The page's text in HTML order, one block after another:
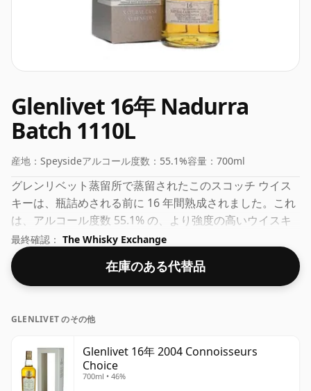
Glenlivet 16年 Nadurra
Batch 1110L
産地： Speysideアルコール度数： 55.1%容量： 700ml
グレンリベット蒸留所で蒸留されたこのスコッチ ウイス
キーは、瓶詰めされる前に 16 年間熟成されました。これ
は、アルコール度数 55.1% の、より強度の高いウイスキ
ーと考えることができます。通常のボトリングサイズは
70clです。
最終確認： The Whisky Exchange
在庫のある代替品
GLENLIVET のその他
Glenlivet 16年 2004 Connoisseurs
Choice
700ml • 46%